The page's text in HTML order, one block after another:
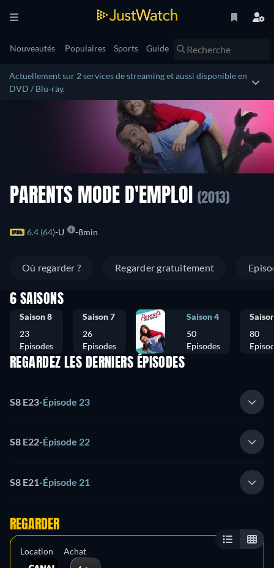
Nouveautés Populaires Sports Guide
Actuellement sur 2 services de streaming et aussi disponible en
DVD / Blu-ray.
PARENTS MODE D'EMPLOI (2013)
6.4 (64) U 8min
Où regarder ? Regarder gratuitement
6 SAISONS
Saison 8
23
Episodes
Saison 7
26
Episodes
Saison 4
50
Episodes
80
REGARDEZ LES DERNIERS ÉPISODES
S8 E23-Épisode 23
S8 E22-Épisode 22
S8 E21-Épisode 21
REGARDER
Location Achat